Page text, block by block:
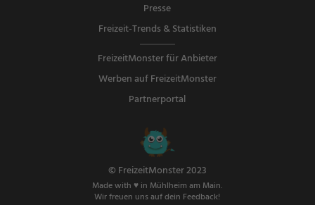
Presse
Freizeit-Trends & Statistiken
FreizeitMonster für Anbieter
Werben auf FreizeitMonster
Partnerportal
© FreizeitMonster 2023
Made with ♥ in Mühlheim am Main.
Wir freuen uns auf dein Feedback!